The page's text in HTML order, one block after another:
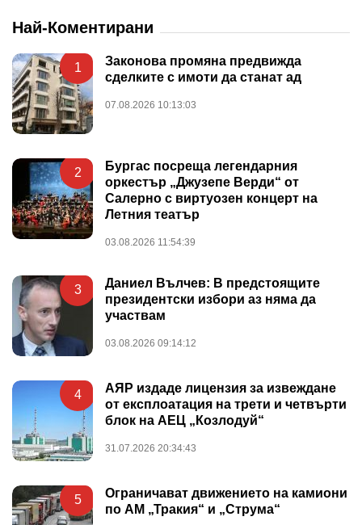
Най-Коментирани
1
Законова промяна предвижда
сделките с имоти да станат ад
07.08.2026 10:13:03
2
Бургас посреща легендарния
оркестър „Джузепе Верди“ от
Салерно с виртуозен концерт на
Летния театър
03.08.2026 11:54:39
3
Даниел Вълчев: В предстоящите
президентски избори аз няма да
участвам
03.08.2026 09:14:12
4
АЯР издаде лицензия за извеждане
от експлоатация на трети и четвърти
блок на АЕЦ „Козлодуй“
31.07.2026 20:34:43
5
Ограничават движението на камиони
по АМ „Тракия“ и „Струма“